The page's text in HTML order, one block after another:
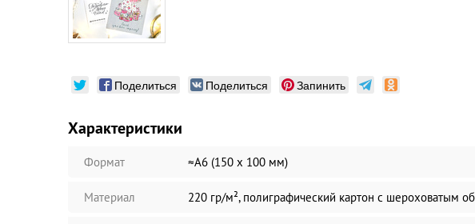
Поделиться Поделиться Запинить
Характеристики
Формат ≈А6 (150 х 100 мм)
Материал 220 гр/м², полиграфический картон с шероховатым